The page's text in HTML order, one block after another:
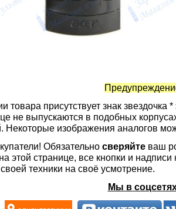
товара присутствует знак звездочка
не выпускаются в подобных
Некоторые изображения аналогов
Обязательно сверяйте ваш
этой странице, все кнопки и
техники на своё усмотрение.
Мы в